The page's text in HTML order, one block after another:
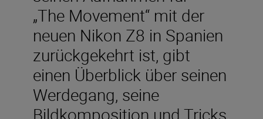
„The Movement“ mit der
neuen Nikon Z8 in Spanien
zurückgekehrt ist, gibt
einen Überblick über seinen
Werdegang, seine
Bildkomposition und Tricks,